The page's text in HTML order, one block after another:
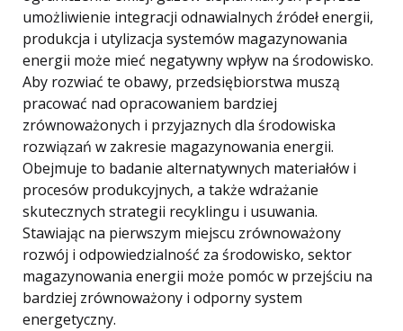
umożliwienie integracji odnawialnych źródeł energii,
produkcja i utylizacja systemów magazynowania
energii może mieć negatywny wpływ na środowisko.
Aby rozwiać te obawy, przedsiębiorstwa muszą
pracować nad opracowaniem bardziej
zrównoważonych i przyjaznych dla środowiska
rozwiązań w zakresie magazynowania energii.
Obejmuje to badanie alternatywnych materiałów i
procesów produkcyjnych, a także wdrażanie
skutecznych strategii recyklingu i usuwania.
Stawiając na pierwszym miejscu zrównoważony
rozwój i odpowiedzialność za środowisko, sektor
magazynowania energii może pomóc w przejściu na
bardziej zrównoważony i odporny system
energetyczny.